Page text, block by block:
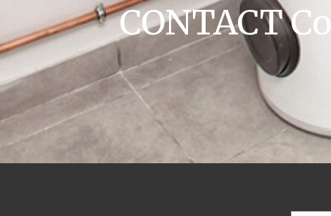
CONTACT